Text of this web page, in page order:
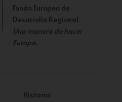
Fondo Europeo de
Desarrollo Regional.
Una manera de hacer
Europa.
Historia